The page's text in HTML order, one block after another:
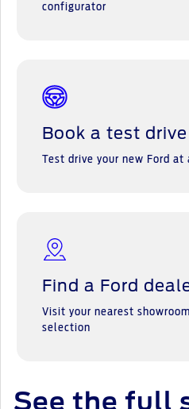
configurator
Book a test drive
Test drive your new Ford
Find a Ford
Visit your nearest
selection
See the full